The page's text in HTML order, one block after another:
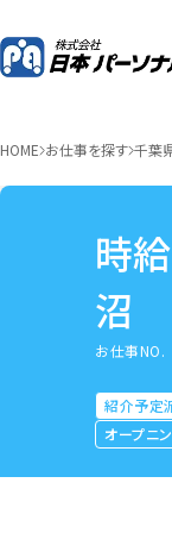
HOME お仕事を探す 千葉
時
沼
お仕事
紹介予定
オープニ